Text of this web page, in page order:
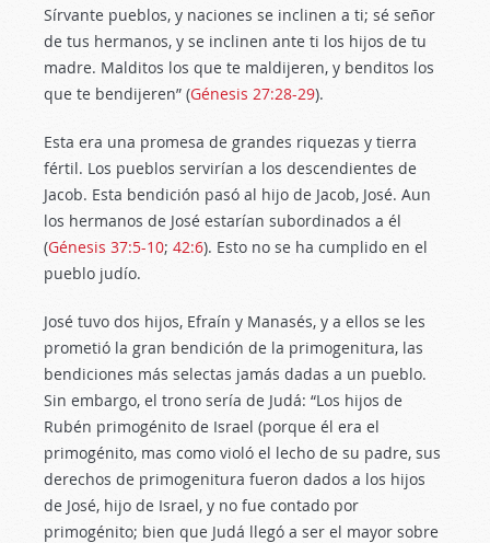
Sírvante pueblos, y naciones se inclinen a ti; sé señor
de tus hermanos, y se inclinen ante ti los hijos de tu
madre. Malditos los que te maldijeren, y benditos los
que te bendijeren” (Génesis 27:28-29).
Esta era una promesa de grandes riquezas y tierra
fértil. Los pueblos servirían a los descendientes de
Jacob. Esta bendición pasó al hijo de Jacob, José. Aun
los hermanos de José estarían subordinados a él
(Génesis 37:5-10; 42:6). Esto no se ha cumplido en el
pueblo judío.
José tuvo dos hijos, Efraín y Manasés, y a ellos se les
prometió la gran bendición de la primogenitura, las
bendiciones más selectas jamás dadas a un pueblo.
Sin embargo, el trono sería de Judá: “Los hijos de
Rubén primogénito de Israel (porque él era el
primogénito, mas como violó el lecho de su padre, sus
derechos de primogenitura fueron dados a los hijos
de José, hijo de Israel, y no fue contado por
primogénito; bien que Judá llegó a ser el mayor sobre